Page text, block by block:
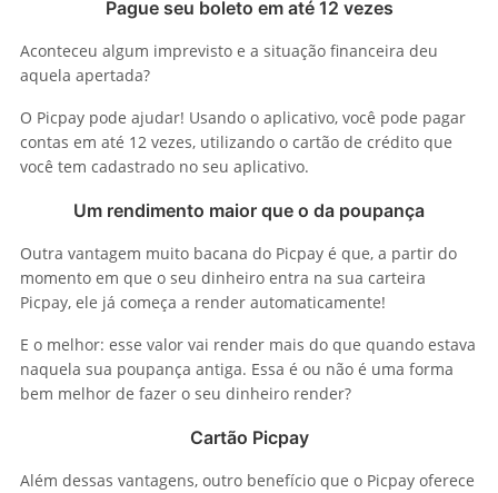
Pague seu boleto em até 12 vezes
Aconteceu algum imprevisto e a situação financeira deu
aquela apertada?
O Picpay pode ajudar! Usando o aplicativo, você pode pagar
contas em até 12 vezes, utilizando o cartão de crédito que
você tem cadastrado no seu aplicativo.
Um rendimento maior que o da poupança
Outra vantagem muito bacana do Picpay é que, a partir do
momento em que o seu dinheiro entra na sua carteira
Picpay, ele já começa a render automaticamente!
E o melhor: esse valor vai render mais do que quando estava
naquela sua poupança antiga. Essa é ou não é uma forma
bem melhor de fazer o seu dinheiro render?
Cartão Picpay
Além dessas vantagens, outro benefício que o Picpay oferece